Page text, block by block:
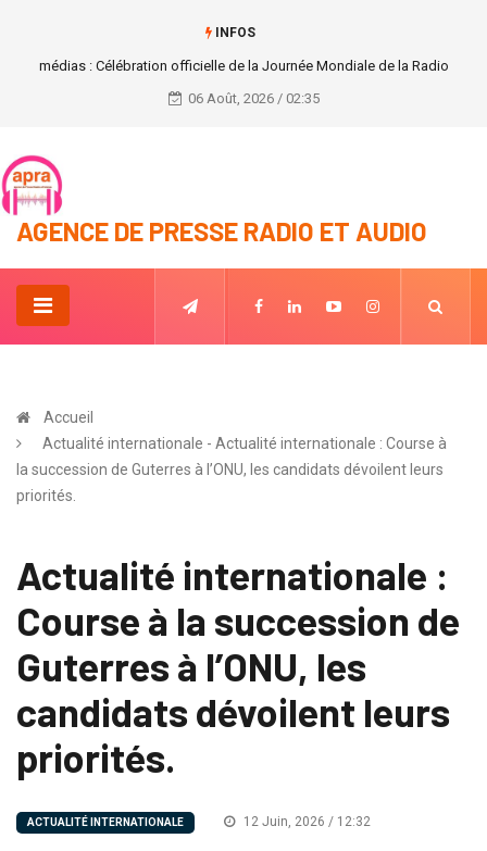
INFOS
Politique: Révision électorale en 2022 selon le Président de la CEI.
06 Août, 2026 / 02:35
AGENCE DE PRESSE RADIO ET AUDIO
Accueil
Actualité internationale - Actualité internationale : Course à
la succession de Guterres à l’ONU, les candidats dévoilent leurs
priorités.
Actualité internationale :
Course à la succession de
Guterres à l’ONU, les
candidats dévoilent leurs
priorités.
ACTUALITÉ INTERNATIONALE 12 Juin, 2026 / 12:32